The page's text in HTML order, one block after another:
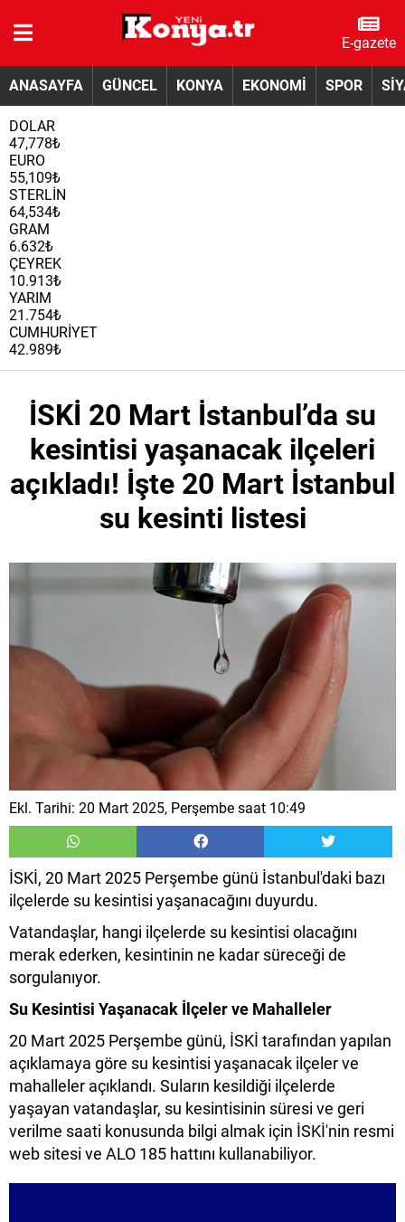
E-gazete
ANASAYFA GÜNCEL KONYA EKONOMİ SPOR
DOLAR
47,778₺
EURO
55,109₺
STERLİN
64,534₺
GRAM
6.632₺
ÇEYREK
10.913₺
YARIM
21.754₺
CUMHURİYET
42.989₺
İSKİ 20 Mart İstanbul’da su
kesintisi yaşanacak ilçeleri
açıkladı! İşte 20 Mart İstanbul
su kesinti listesi
Ekl. Tarihi: 20 Mart 2025, Perşembe saat 10:49
İSKİ, 20 Mart 2025 Perşembe günü İstanbul'daki bazı
ilçelerde su kesintisi yaşanacağını duyurdu.
Vatandaşlar, hangi ilçelerde su kesintisi olacağını
merak ederken, kesintinin ne kadar süreceği de
sorgulanıyor.
Su Kesintisi Yaşanacak İlçeler ve Mahalleler
20 Mart 2025 Perşembe günü, İSKİ tarafından yapılan
açıklamaya göre su kesintisi yaşanacak ilçeler ve
mahalleler açıklandı. Suların kesildiği ilçelerde
yaşayan vatandaşlar, su kesintisinin süresi ve geri
verilme saati konusunda bilgi almak için İSKİ'nin resmi
web sitesi ve ALO 185 hattını kullanabiliyor.